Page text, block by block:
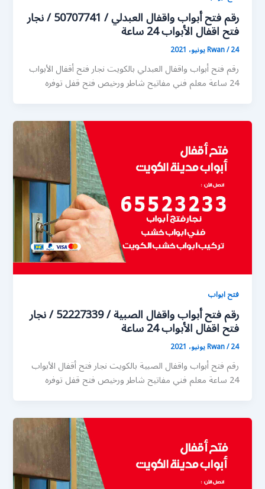
رقم فتح أبواب واقفال العبدلي / 50707741 / نجار
فتح اقفال الأبواب 24 ساعة
Rwan/24 يونيو، 2021
رقم فتح أبواب واقفال العبدلي بالكويت نجار فتح أقفال الأبواب
24 ساعة معلم فني مفاتيح شاطر ورخيص فتح قفل توفره
فتح ابواب
رقم فتح أبواب واقفال الصبية / 52227339 / نجار
فتح اقفال الأبواب 24 ساعة
Rwan/24 يونيو، 2021
رقم فتح أبواب واقفال الصبية بالكويت نجار فتح أقفال الأبواب
24 ساعة معلم فني مفاتيح شاطر ورخيص فتح قفل توفره